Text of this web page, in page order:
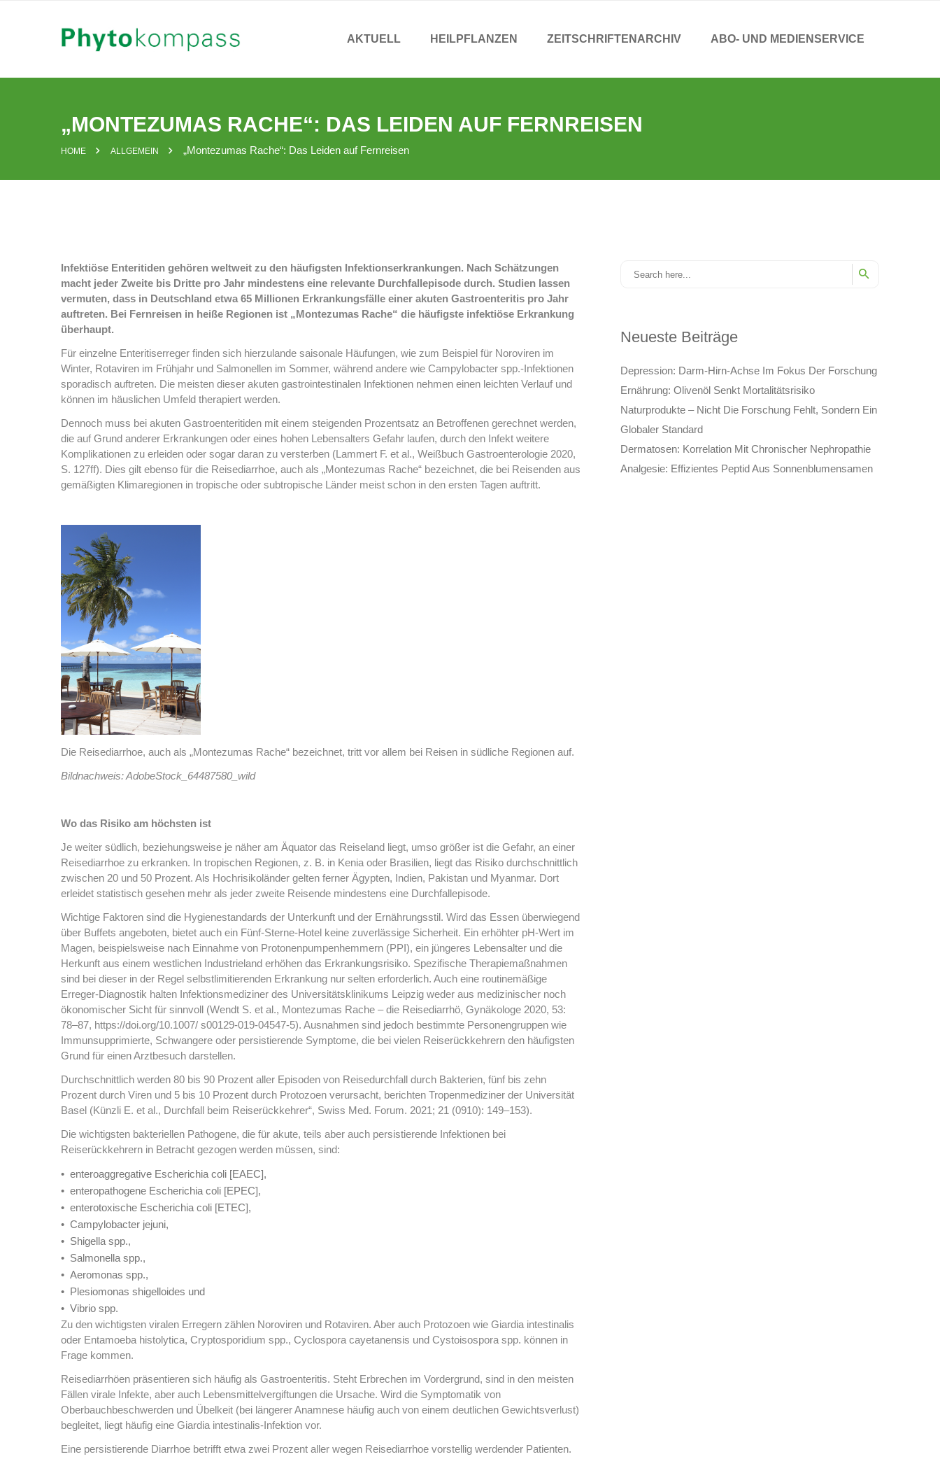
AKTUELL HEILPFLANZEN ZEITSCHRIFTENARCHIV ABO- UND MEDIENSERVICE
„MONTEZUMAS RACHE“: DAS LEIDEN AUF FERNREISEN
HOME ALLGEMEIN „Montezumas Rache“: Das Leiden auf Fernreisen
Infektiöse Enteritiden gehören weltweit zu den häufigsten Infektionserkrankungen. Nach Schätzungen
macht jeder Zweite bis Dritte pro Jahr mindestens eine relevante Durchfallepisode durch. Studien lassen
vermuten, dass in Deutschland etwa 65 Millionen Erkrankungsfälle einer akuten Gastroenteritis pro Jahr
auftreten. Bei Fernreisen in heiße Regionen ist „Montezumas Rache“ die häufigste infektiöse Erkrankung
überhaupt.
Für einzelne Enteritiserreger finden sich hierzulande saisonale Häufungen, wie zum Beispiel für Noroviren im
Winter, Rotaviren im Frühjahr und Salmonellen im Sommer, während andere wie Campylobacter spp.-Infektionen
sporadisch auftreten. Die meisten dieser akuten gastrointestinalen Infektionen nehmen einen leichten Verlauf und
können im häuslichen Umfeld therapiert werden.
Dennoch muss bei akuten Gastroenteritiden mit einem steigenden Prozentsatz an Betroffenen gerechnet werden,
die auf Grund anderer Erkrankungen oder eines hohen Lebensalters Gefahr laufen, durch den Infekt weitere
Komplikationen zu erleiden oder sogar daran zu versterben (Lammert F. et al., Weißbuch Gastroenterologie 2020,
S. 127ff). Dies gilt ebenso für die Reisediarrhoe, auch als „Montezumas Rache“ bezeichnet, die bei Reisenden aus
gemäßigten Klimaregionen in tropische oder subtropische Länder meist schon in den ersten Tagen auftritt.
Die Reisediarrhoe, auch als „Montezumas Rache“ bezeichnet, tritt vor allem bei Reisen in südliche Regionen auf.
Bildnachweis: AdobeStock_64487580_wild
Wo das Risiko am höchsten ist
Je weiter südlich, beziehungsweise je näher am Äquator das Reiseland liegt, umso größer ist die Gefahr, an einer
Reisediarrhoe zu erkranken. In tropischen Regionen, z. B. in Kenia oder Brasilien, liegt das Risiko durchschnittlich
zwischen 20 und 50 Prozent. Als Hochrisikoländer gelten ferner Ägypten, Indien, Pakistan und Myanmar. Dort
erleidet statistisch gesehen mehr als jeder zweite Reisende mindestens eine Durchfallepisode.
Wichtige Faktoren sind die Hygienestandards der Unterkunft und der Ernährungsstil. Wird das Essen überwiegend
über Buffets angeboten, bietet auch ein Fünf-Sterne-Hotel keine zuverlässige Sicherheit. Ein erhöhter pH-Wert im
Magen, beispielsweise nach Einnahme von Protonenpumpenhemmern (PPI), ein jüngeres Lebensalter und die
Herkunft aus einem westlichen Industrieland erhöhen das Erkrankungsrisiko. Spezifische Therapiemaßnahmen
sind bei dieser in der Regel selbstlimitierenden Erkrankung nur selten erforderlich. Auch eine routinemäßige
Erreger-Diagnostik halten Infektionsmediziner des Universitätsklinikums Leipzig weder aus medizinischer noch
ökonomischer Sicht für sinnvoll (Wendt S. et al., Montezumas Rache – die Reisediarrhö, Gynäkologe 2020, 53:
78–87, https://doi.org/10.1007/ s00129-019-04547-5). Ausnahmen sind jedoch bestimmte Personengruppen wie
Immunsupprimierte, Schwangere oder persistierende Symptome, die bei vielen Reiserückkehrern den häufigsten
Grund für einen Arztbesuch darstellen.
Durchschnittlich werden 80 bis 90 Prozent aller Episoden von Reisedurchfall durch Bakterien, fünf bis zehn
Prozent durch Viren und 5 bis 10 Prozent durch Protozoen verursacht, berichten Tropenmediziner der Universität
Basel (Künzli E. et al., Durchfall beim Reiserückkehrer“, Swiss Med. Forum. 2021; 21 (0910): 149–153).
Die wichtigsten bakteriellen Pathogene, die für akute, teils aber auch persistierende Infektionen bei
Reiserückkehrern in Betracht gezogen werden müssen, sind:
enteroaggregative Escherichia coli [EAEC],
enteropathogene Escherichia coli [EPEC],
enterotoxische Escherichia coli [ETEC],
Campylobacter jejuni,
Shigella spp.,
Salmonella spp.,
Aeromonas spp.,
Plesiomonas shigelloides und
Vibrio spp.
Zu den wichtigsten viralen Erregern zählen Noroviren und Rotaviren. Aber auch Protozoen wie Giardia intestinalis
oder Entamoeba histolytica, Cryptosporidium spp., Cyclospora cayetanensis und Cystoisospora spp. können in
Frage kommen.
Reisediarrhöen präsentieren sich häufig als Gastroenteritis. Steht Erbrechen im Vordergrund, sind in den meisten
Fällen virale Infekte, aber auch Lebensmittelvergiftungen die Ursache. Wird die Symptomatik von
Oberbauchbeschwerden und Übelkeit (bei längerer Anamnese häufig auch von einem deutlichen Gewichtsverlust)
begleitet, liegt häufig eine Giardia intestinalis-Infektion vor.
Eine persistierende Diarrhoe betrifft etwa zwei Prozent aller wegen Reisediarrhoe vorstellig werdender Patienten.
Neueste Beiträge
Depression: Darm-Hirn-Achse Im Fokus Der Forschung
Ernährung: Olivenöl Senkt Mortalitätsrisiko
Naturprodukte – Nicht Die Forschung Fehlt, Sondern Ein
Globaler Standard
Dermatosen: Korrelation Mit Chronischer Nephropathie
Analgesie: Effizientes Peptid Aus Sonnenblumensamen